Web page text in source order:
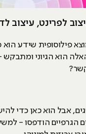
פילוסופית שידע
הוא הגיוני
אבל הוא כאן כדי
הגרפיים הודפסו -